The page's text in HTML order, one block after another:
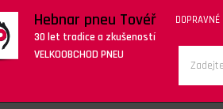
Hebnar pneu Tovéř
30 let tradice a zkušeností
VELKOOBCHOD PNEU
DOPRAVNÉ